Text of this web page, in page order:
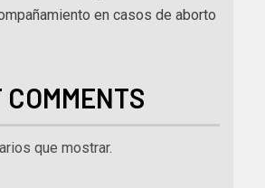
en casos de aborto
COMMENTS
que mostrar.